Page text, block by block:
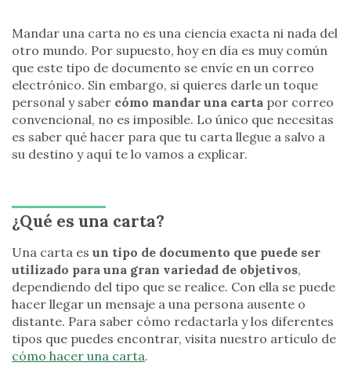
Mandar una carta no es una ciencia exacta ni nada del
otro mundo. Por supuesto, hoy en día es muy común
que este tipo de documento se envíe en un correo
electrónico. Sin embargo, si quieres darle un toque
personal y saber cómo mandar una carta por correo
convencional, no es imposible. Lo único que necesitas
es saber qué hacer para que tu carta llegue a salvo a
su destino y aquí te lo vamos a explicar.
¿Qué es una carta?
Una carta es un tipo de documento que puede ser
utilizado para una gran variedad de objetivos,
dependiendo del tipo que se realice. Con ella se puede
hacer llegar un mensaje a una persona ausente o
distante. Para saber cómo redactarla y los diferentes
tipos que puedes encontrar, visita nuestro artículo de
cómo hacer una carta.